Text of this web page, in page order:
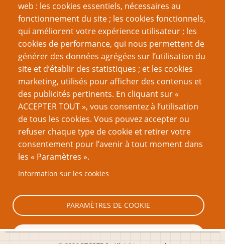
web : les cookies essentiels, nécessaires au
fonctionnement du site ; les cookies fonctionnels,
qui améliorent votre expérience utilisateur ; les
cookies de performance, qui nous permettent de
générer des données agrégées sur l’utilisation du
site et d’établir des statistiques ; et les cookies
marketing, utilisés pour afficher des contenus et
des publicités pertinents. En cliquant sur «
ACCEPTER TOUT », vous consentez à l’utilisation
de tous les cookies. Vous pouvez accepter ou
refuser chaque type de cookie et retirer votre
consentement pour l’avenir à tout moment dans
les « Paramètres ».
Information sur les cookies
PARAMÈTRES DE COOKIE
TOUT REFUSER
Du même auteur
Les JdR que vous n’aimez pas, sans bonnes raisons ?
Est-ce ainsi que l’on joue à D&D ?
Je n’arrive pas à trouver des joueurs !
VOUS AIMEREZ AUSSI
Lettre ouverte d’un rôliste privilégié à d’autres rôlistes
privilégiés
Exilées dans l’indé, mais sans aucun regret
Débarrassez vos monstres du validisme
Pour des espaces plus sécurisés : 2 - côté
Pour des espaces plus sécurisés : 1 - côté participante